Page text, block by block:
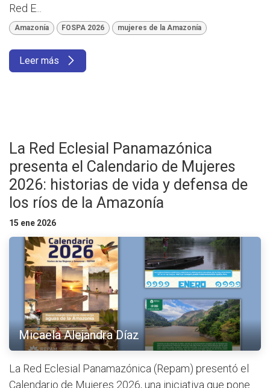
Red E...
Amazonía FOSPA 2026 mujeres de la Amazonía
Leer más
La Red Eclesial Panamazónica
presenta el Calendario de Mujeres
2026: historias de vida y defensa de
los ríos de la Amazonía
15 ene 2026
Micaela Alejandra Díaz
La Red Eclesial Panamazónica (Repam) presentó el
Calendario de Mujeres 2026, una iniciativa que pone